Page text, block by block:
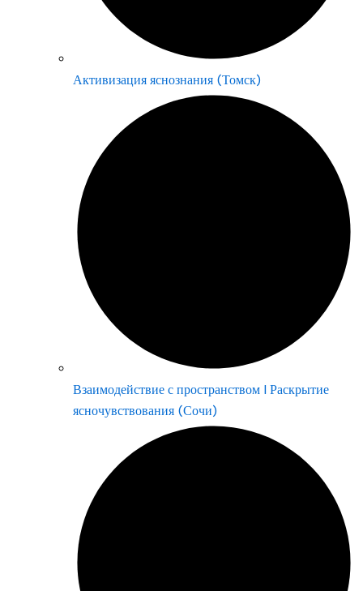
Активизация яснознания (Томск)
Взаимодействие с пространством | Раскрытие
ясночувствования (Сочи)